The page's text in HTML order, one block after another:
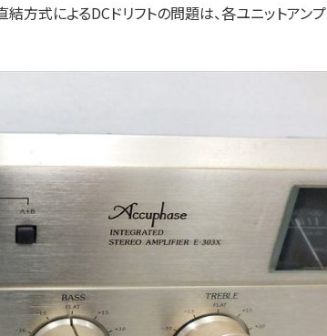
方式によるDCドリフトの問題は、各ユニットアンプ